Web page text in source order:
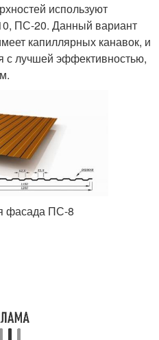
используют
ПС-20. Данный вариант
капиллярных канавок, и
с лучшей эффективностью,
фасада ПС-8